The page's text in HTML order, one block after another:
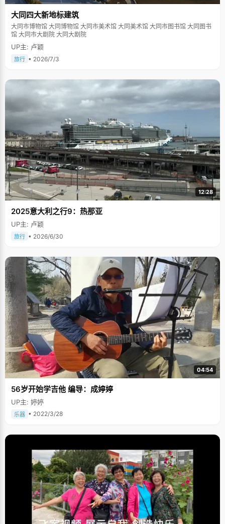
大同四大新地标建筑
大同市博物馆 大同博物馆 大同市美术馆 大同美术馆 大同市图书馆 大同图书
馆 大同市大剧院 大同大剧院
UP主: 卢颖
旅行 • 2026/7/3
12:28
2025意大利之行9：热那亚
UP主: 卢颖
旅行 • 2026/6/30
04:54
56岁开始学吉他 编导：成婷婷
UP主: 婷婷
乐器 • 2022/3/28